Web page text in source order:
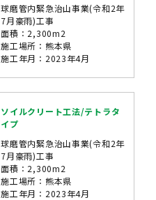
球磨管内緊急治山事業(令和2年
7月豪雨)工事
面積：2,300m2
施工場所：熊本県
施工年月：2023年4月
ソイルクリート工法/テトラタ
イプ
球磨管内緊急治山事業(令和2年
7月豪雨)工事
面積：2,300m2
施工場所：熊本県
施工年月：2023年4月